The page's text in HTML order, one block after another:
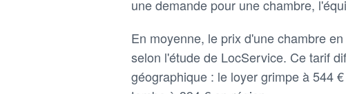
une demande pour une chambre,
En moyenne, le prix d'une chambre
selon l'étude de LocService. Ce tarif
géographique : le loyer grimpe à 544